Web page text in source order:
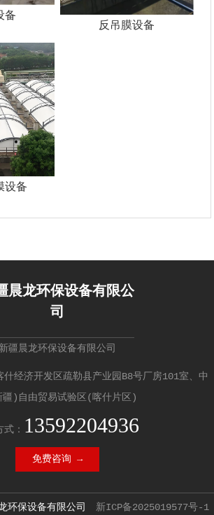
备
反吊膜设备
设备
晨龙环保设备有限公
司
疆晨龙环保设备有限公司
经济开发区疏勒县产业园B8号厂房101室、中
疆)自由贸易试验区(喀什片区)
： 13592204936
免费咨询 →
保设备有限公司 新ICP备2025019577号-1